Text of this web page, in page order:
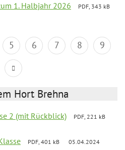
1. Halbjahr 2026
PDF, 343 kB
5 6 7 8
9
Hort Brehna
2 (mit Rückblick)
PDF, 221 kB
PDF, 401 kB 05.04.2024